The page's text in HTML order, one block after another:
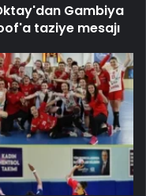
Gambiya
taziye mesajı